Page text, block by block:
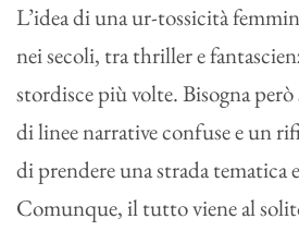
L’idea di una ur-tossicità
nei secoli, tra thriller e
stordisce più volte. Bisogna
di linee narrative confuse e un
di prendere una strada tematica
Comunque, il tutto viene al